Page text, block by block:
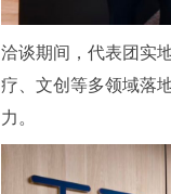
洽谈期间，代表团实
疗、文创等多领域落
力。